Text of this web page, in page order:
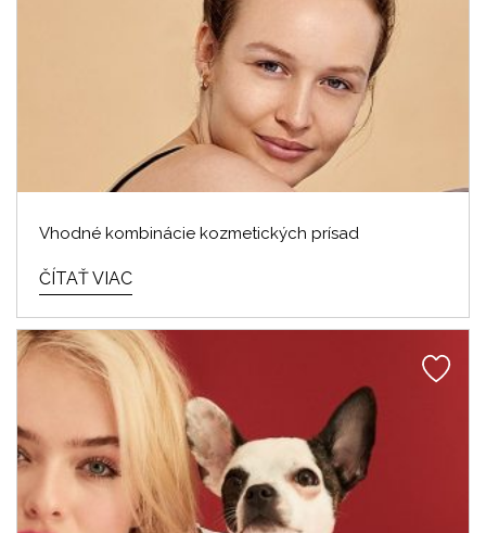
Vhodné kombinácie kozmetických prísad
ČÍTAŤ VIAC